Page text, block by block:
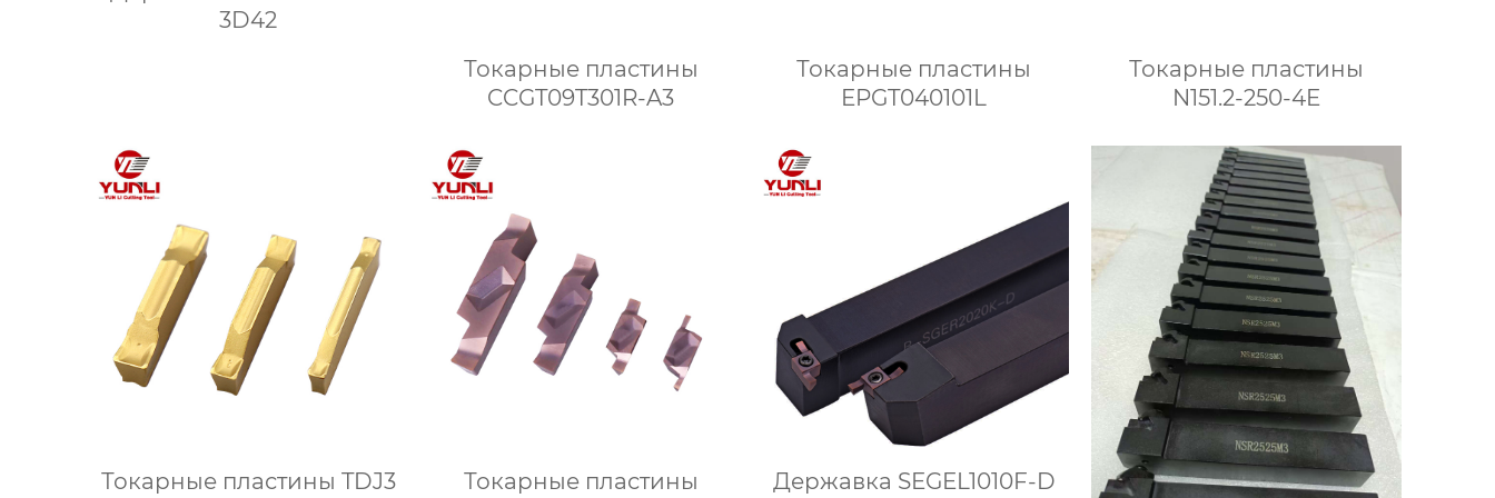
3D42
Токарные пластины
CCGT09T301R-A3
Токарные пластины
EPGT040101L
Токарные пластины
N151.2-250-4E
Токарные пластины TDJ3
Токарные пластины
Державка SEGEL1010F-D